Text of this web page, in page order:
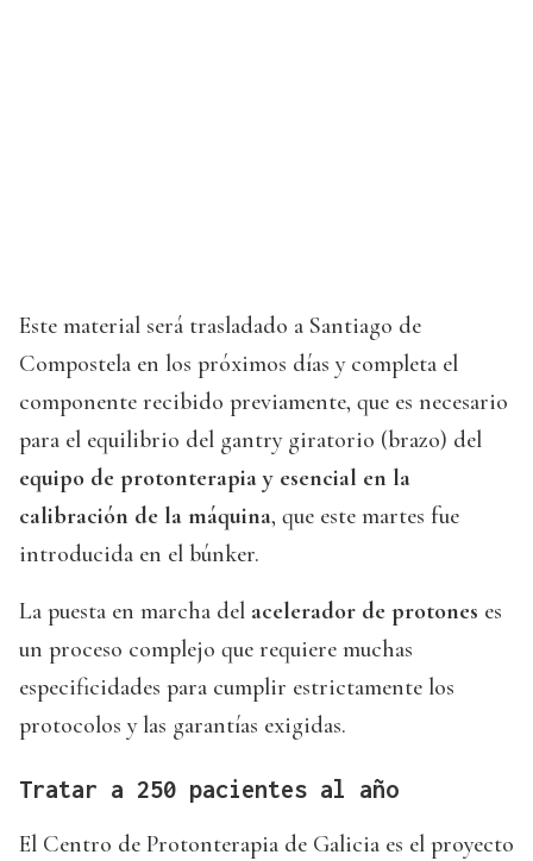
Este material será trasladado a Santiago de
Compostela en los próximos días y completa el
componente recibido previamente, que es necesario
para el equilibrio del gantry giratorio (brazo) del
equipo de protonterapia y esencial en la
calibración de la máquina, que este martes fue
introducida en el búnker.
La puesta en marcha del acelerador de protones es
un proceso complejo que requiere muchas
especificidades para cumplir estrictamente los
protocolos y las garantías exigidas.
Tratar a 250 pacientes al año
El Centro de Protonterapia de Galicia es el proyecto